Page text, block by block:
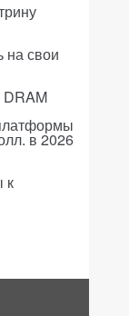
на свои
в 2026
к